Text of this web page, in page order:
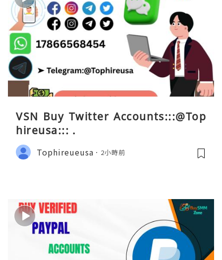
VSN Buy Twitter Accounts:::@Top
hireusa::: .
Tophireueusa 2小時前